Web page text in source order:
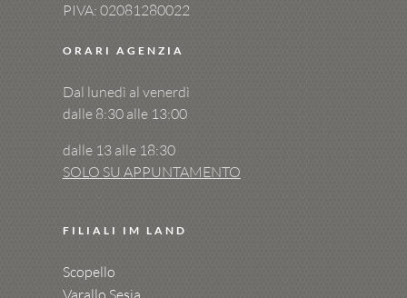
PIVA: 02081280022
ORARI AGENZIA
Dal lunedì al venerdì
dalle 8:30 alle 13:00
dalle 13 alle 18:30
SOLO SU APPUNTAMENTO
FILIALI IM LAND
Scopello